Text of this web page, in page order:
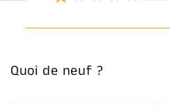
Quoi de neuf ?